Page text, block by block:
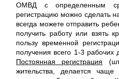
ОМВД с определенным
регистрацию можно сделать
всегда можете отправить
получить работу или
пользу временной
получения всего 1-3
Постоянная регистрация
жительства, делается